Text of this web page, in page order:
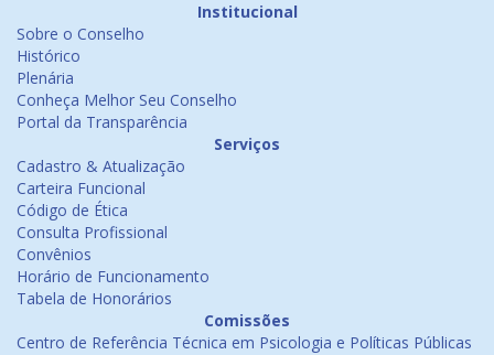
Institucional
Sobre o Conselho
Histórico
Plenária
Conheça Melhor Seu Conselho
Portal da Transparência
Serviços
Cadastro & Atualização
Carteira Funcional
Código de Ética
Consulta Profissional
Convênios
Horário de Funcionamento
Tabela de Honorários
Comissões
Centro de Referência Técnica em Psicologia e Políticas Públicas